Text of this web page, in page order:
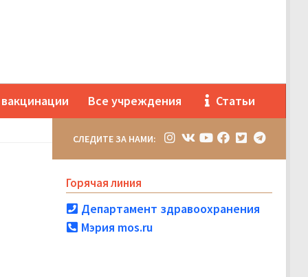
вакцинации Все учреждения Статьи
СЛЕДИТЕ ЗА НАМИ:
Горячая линия
Департамент здравоохранения
Мэрия mos.ru